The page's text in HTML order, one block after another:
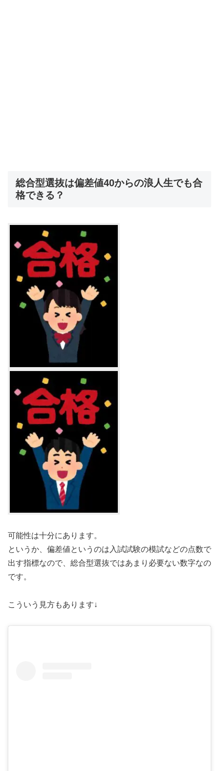
総合型選抜は偏差値40からの浪人生でも合
格できる？
可能性は十分にあります。
というか、偏差値というのは入試試験の模試などの点数で
出す指標なので、総合型選抜ではあまり必要ない数字なの
です。
こういう見方もあります↓